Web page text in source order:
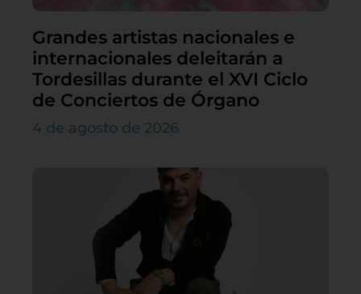
Grandes artistas nacionales e
internacionales deleitarán a
Tordesillas durante el XVI Ciclo
de Conciertos de Órgano
4 de agosto de 2026